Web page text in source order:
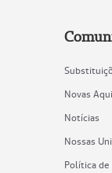
Novas
Notícias
Nossas
Política de